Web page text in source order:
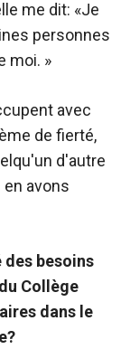
me dit: «Je
personnes
moi. »
avec
de fierté,
d'autre
en avons
besoins
Collège
dans le